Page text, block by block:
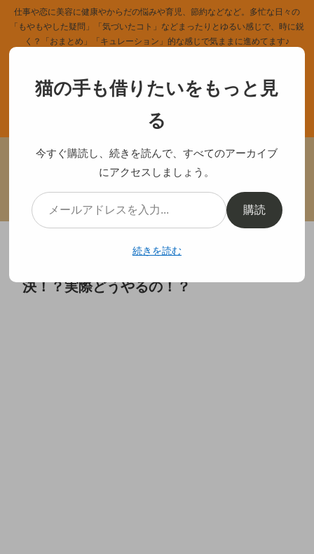
仕事や恋に美容に健康やからだの悩みや育児、節約などなど。多忙な日々の
「もやもやした疑問」「気づいたコト」などまったりとゆるい感じで、時に鋭
く？「おまとめ」「キュレーション」的な感じで気ままに進めてます♪
ホーム 記事一覧
カテゴリー
プライバシーポリシー サイトマップ
決！？実際どうやるの！？
猫の手も借りたいをもっと見
る
今すぐ購読し、続きを読んで、すべてのアーカイブ
にアクセスしましょう。
購読
続きを読む